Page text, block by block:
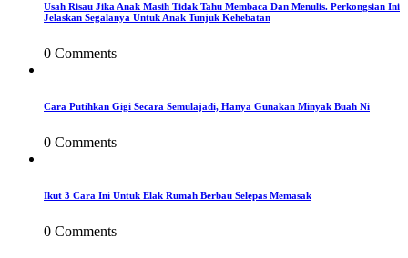
Usah Risau Jika Anak Masih Tidak Tahu Membaca Dan Menulis. Perkongsian Ini
Jelaskan Segalanya Untuk Anak Tunjuk Kehebatan
0 Comments
Cara Putihkan Gigi Secara Semulajadi, Hanya Gunakan Minyak Buah Ni
0 Comments
Ikut 3 Cara Ini Untuk Elak Rumah Berbau Selepas Memasak
0 Comments